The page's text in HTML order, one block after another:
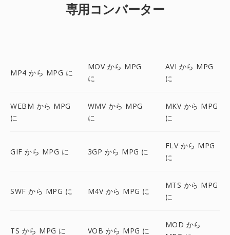
専用コンバーター
MP4 から MPG に
MOV から MPG
に
AVI から MPG
に
WEBM から MPG
に
WMV から MPG
に
MKV から MPG
に
GIF から MPG に 3GP から MPG に
FLV から MPG
に
SWF から MPG に M4V から MPG に
MTS から MPG
に
TS から MPG に VOB から MPG に
MOD から